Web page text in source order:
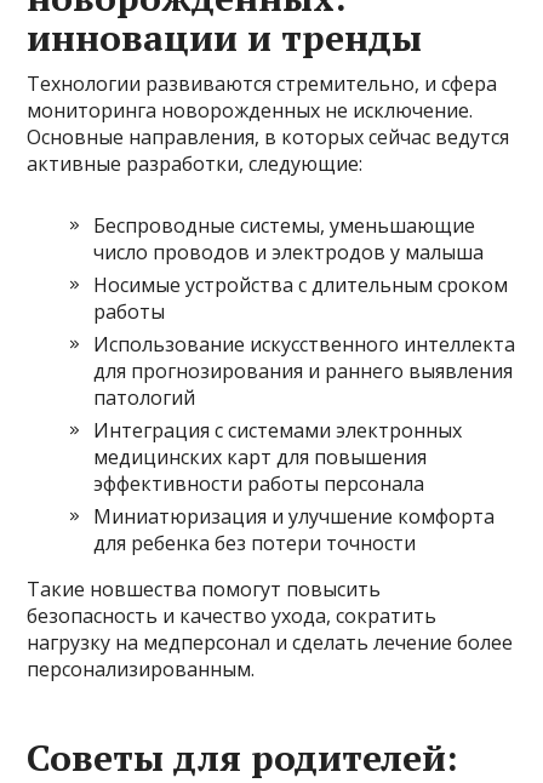
инновации и тренды
Технологии развиваются стремительно, и сфера
мониторинга новорожденных не исключение.
Основные направления, в которых сейчас ведутся
активные разработки, следующие:
Беспроводные системы, уменьшающие
число проводов и электродов у малыша
Носимые устройства с длительным сроком
работы
Использование искусственного интеллекта
для прогнозирования и раннего выявления
патологий
Интеграция с системами электронных
медицинских карт для повышения
эффективности работы персонала
Миниатюризация и улучшение комфорта
для ребенка без потери точности
Такие новшества помогут повысить
безопасность и качество ухода, сократить
нагрузку на медперсонал и сделать лечение более
персонализированным.
Советы для родителей: